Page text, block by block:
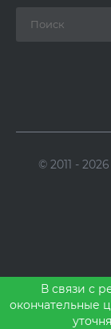
© 2011 -
В связи с
окончательные